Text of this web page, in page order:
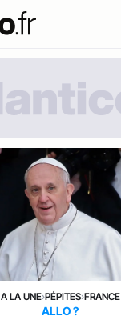
A LA UNE›PÉPITES›FRANCE
ALLO ?